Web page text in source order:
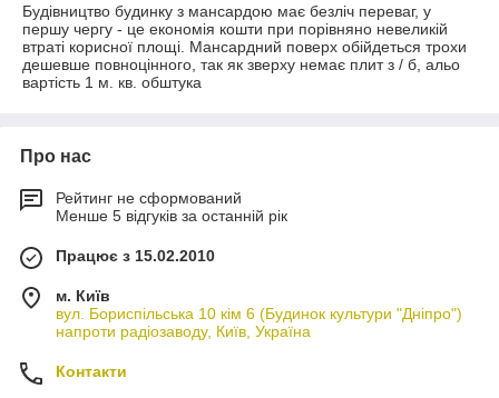
Будівництво будинку з мансардою має безліч переваг, у
першу чергу - це економія кошти при порівняно невеликій
втраті корисної площі. Мансардний поверх обійдеться трохи
дешевше повноцінного, так як зверху немає плит з / б, альо
вартість 1 м. кв. обштука
Про нас
Рейтинг не сформований
Менше 5 відгуків за останній рік
Працює з 15.02.2010
м. Київ
вул. Бориспільська 10 кім 6 (Будинок культури "Дніпро")
напроти радіозаводу, Київ, Україна
Контакти